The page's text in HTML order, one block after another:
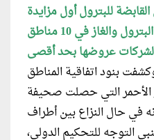
للبترول أول مزايدة
عالمية للبحث والتنقيب عن البترول والغاز في 10 مناطق
الشركات عروضها بحد أقصى
بنود اتفاقية المناطق
الأحمر التي حصلت صحيفة
في حال النزاع بين أطراف
التوجه للتحكيم الدولي،